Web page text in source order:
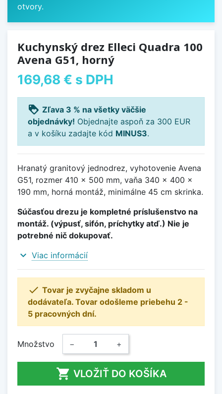
otvory.
Kuchynský drez Elleci Quadra 100
Avena G51, horný
169,68 € s DPH
loyalty Zľava 3 % na všetky väčšie
objednávky! Objednajte aspoň za 300 EUR
a v košíku zadajte kód MINUS3.
Hranatý granitový jednodrez, vyhotovenie Avena
G51, rozmer 410 x 500 mm, vaňa 340 x 400 x
190 mm, horná montáž, minimálne 45 cm skrinka.
Súčasťou drezu je kompletné príslušenstvo na
montáž. (výpusť, sifón, príchytky atď.) Nie je
potrebné nič dokupovať.
expand_more Viac informácií
 Tovar je zvyčajne skladom u
dodávateľa. Tovar odošleme priebehu 2 -
5 pracovných dní.
Množstvo − +
 VLOŽIŤ DO KOŠÍKA